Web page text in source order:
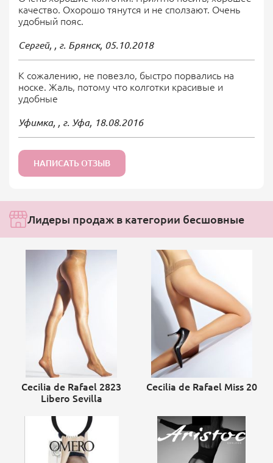
качество. Охорошо тянутся и не сползают. Очень
удобный пояс.
Сергей, , г. Брянск, 05.10.2018
К сожалению, не повезло, быстро порвались на
носке. Жаль, потому что колготки красивые и
удобные
Уфимка, , г. Уфа, 18.08.2016
НАПИСАТЬ ОТЗЫВ
Лидеры продаж в категории бесшовные
Cecilia de Rafael 2823
Libero Sevilla
Cecilia de Rafael Miss 20